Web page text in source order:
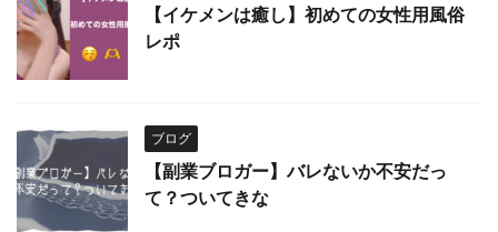
【イケメンは癒し】初めての女性用風俗
レポ
ブログ
【副業ブロガー】バレないか不安だっ
て？ついてきな